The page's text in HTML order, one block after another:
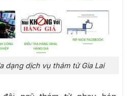
dạng dịch vụ thám tử Gia Lai